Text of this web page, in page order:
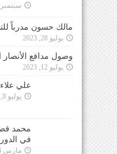
سبتمبر 15, 2024
مالك حسون مدرباً
يوليو 28, 2023
وصول مدافع الأنصار
يوليو 12, 2023
علي علاء
يوليو 8, 2023
محمد
في
مارس 24, 2021